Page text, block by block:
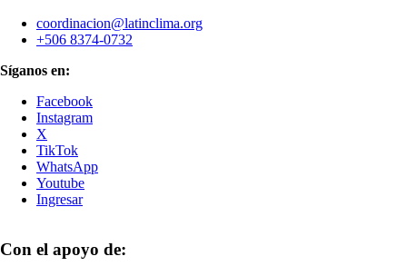
coordinacion@latinclima.org
+506 8374-0732
Síganos en:
Facebook
Instagram
X
TikTok
WhatsApp
Youtube
Ingresar
Con el apoyo de: